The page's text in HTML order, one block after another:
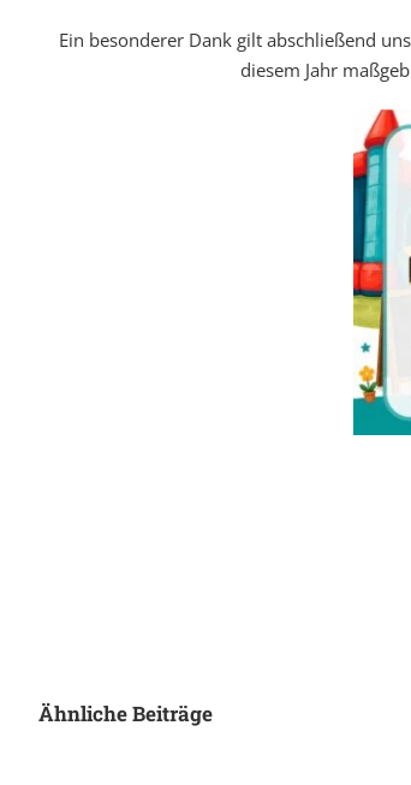
Ein besonderer Dank gilt abschließend
diesem Jahr
Ähnliche Beiträge